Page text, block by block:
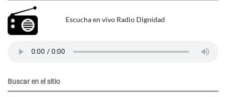
Escucha en vivo Radio Dignidad
Buscar en el sitio